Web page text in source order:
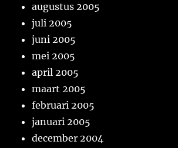
augustus 2005
juli 2005
juni 2005
mei 2005
april 2005
maart 2005
februari 2005
januari 2005
december 2004